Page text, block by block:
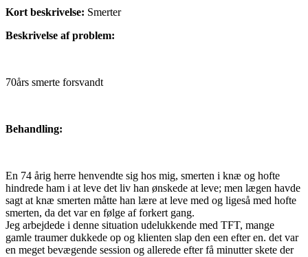
Kort beskrivelse: Smerter
Beskrivelse af problem:
70års smerte forsvandt
Behandling:
En 74 årig herre henvendte sig hos mig, smerten i knæ og hofte
hindrede ham i at leve det liv han ønskede at leve; men lægen havde
sagt at knæ smerten måtte han lære at leve med og ligeså med hofte
smerten, da det var en følge af forkert gang.
Jeg arbejdede i denne situation udelukkende med TFT, mange
gamle traumer dukkede op og klienten slap den een efter en. det var
en meget bevægende session og allerede efter få minutter skete der